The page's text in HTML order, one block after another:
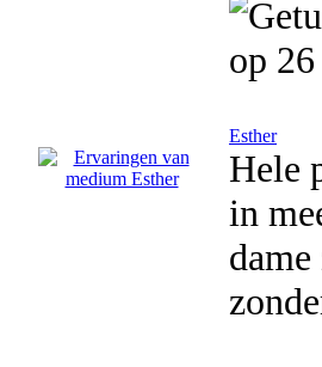
op
Esther
Hele
in